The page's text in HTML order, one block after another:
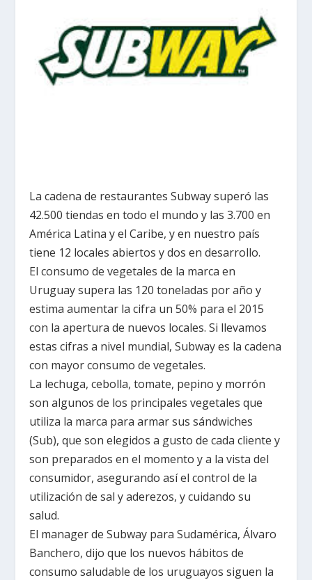
La cadena de restaurantes Subway superó las
42.500 tiendas en todo el mundo y las 3.700 en
América Latina y el Caribe, y en nuestro país
tiene 12 locales abiertos y dos en desarrollo.
El consumo de vegetales de la marca en
Uruguay supera las 120 toneladas por año y
estima aumentar la cifra un 50% para el 2015
con la apertura de nuevos locales. Si llevamos
estas cifras a nivel mundial, Subway es la cadena
con mayor consumo de vegetales.
La lechuga, cebolla, tomate, pepino y morrón
son algunos de los principales vegetales que
utiliza la marca para armar sus sándwiches
(Sub), que son elegidos a gusto de cada cliente y
son preparados en el momento y a la vista del
consumidor, asegurando así el control de la
utilización de sal y aderezos, y cuidando su
salud.
El manager de Subway para Sudamérica, Álvaro
Banchero, dijo que los nuevos hábitos de
consumo saludable de los uruguayos siguen la